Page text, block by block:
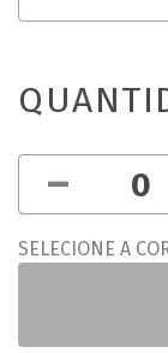
-
SELECIONE A